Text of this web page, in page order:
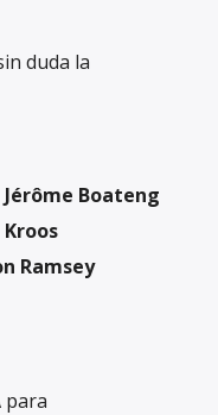
duda la
Boateng
Ramsey
para